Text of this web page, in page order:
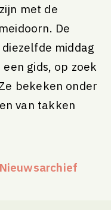
met de
De
middag
gids, op zoek
bekeken onder
van takken
Nieuwsarchief